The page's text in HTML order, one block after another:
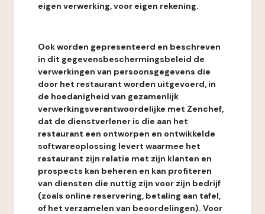
eigen verwerking, voor eigen rekening.
Ook worden gepresenteerd en beschreven
in dit gegevensbeschermingsbeleid de
verwerkingen van persoonsgegevens die
door het restaurant worden uitgevoerd, in
de hoedanigheid van gezamenlijk
verwerkingsverantwoordelijke met Zenchef,
dat de dienstverlener is die aan het
restaurant een ontworpen en ontwikkelde
softwareoplossing levert waarmee het
restaurant zijn relatie met zijn klanten en
prospects kan beheren en kan profiteren
van diensten die nuttig zijn voor zijn bedrijf
(zoals online reservering, betaling aan tafel,
of het verzamelen van beoordelingen). Voor